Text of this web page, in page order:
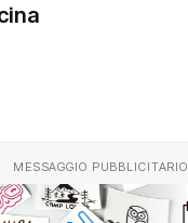
MESSAGGIO PUBBLICITARIO